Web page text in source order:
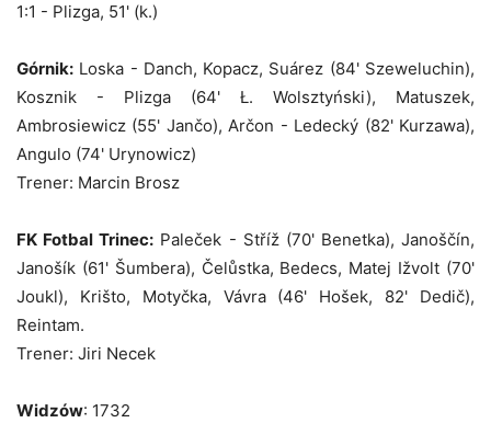
1:1 - Plizga, 51' (k.)
Górnik: Loska - Danch, Kopacz, Suárez (84' Szeweluchin),
Kosznik - Plizga (64' Ł. Wolsztyński), Matuszek,
Ambrosiewicz (55' Jančo), Arčon - Ledecký (82' Kurzawa),
Angulo (74' Urynowicz)
Trener: Marcin Brosz
FK Fotbal Trinec: Paleček - Stříž (70' Benetka), Janoščín,
Janošík (61' Šumbera), Čelůstka, Bedecs, Matej Ižvolt (70'
Joukl), Krišto, Motyčka, Vávra (46' Hošek, 82' Dedič),
Reintam.
Trener: Jiri Necek
Widzów: 1732